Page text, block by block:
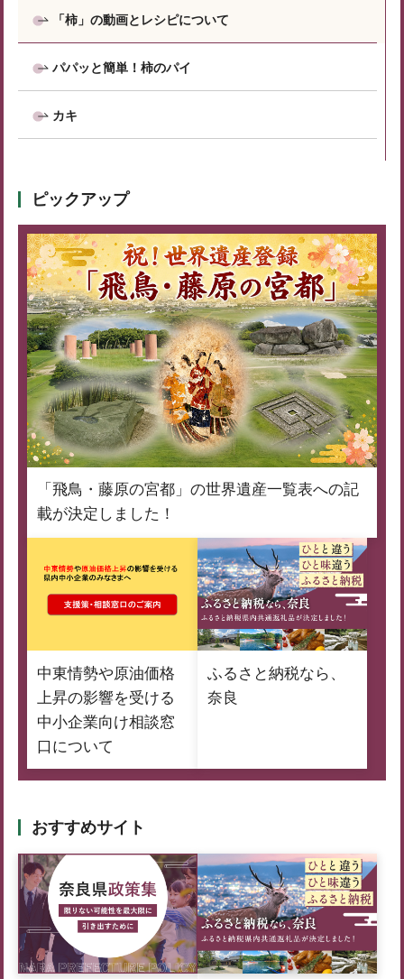
「柿」の動画とレシピについて
パパッと簡単！柿のパイ
カキ
ピックアップ
「飛鳥・藤原の宮都」の世界遺産一覧表への記
載が決定しました！
中東情勢や原油価格
上昇の影響を受ける
中小企業向け相談窓
口について
ふるさと納税なら、
奈良
おすすめサイト